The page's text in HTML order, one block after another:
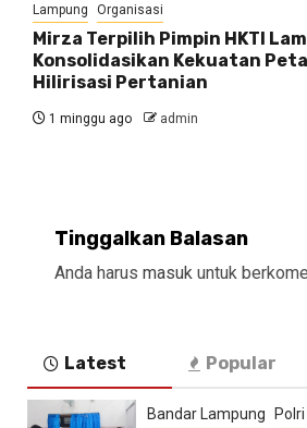
Lampung Organisasi
Mirza Terpilih Pimpin HKTI
Konsolidasikan Kekuatan
Hilirisasi Pertanian
1 minggu ago admin
Tinggalkan Balasan
Anda harus masuk untuk
Latest Popular
Bandar Lampung Polri